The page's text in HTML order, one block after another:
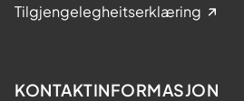
Tilgjengelegheitserklæring
KONTAKTINFORMASJON